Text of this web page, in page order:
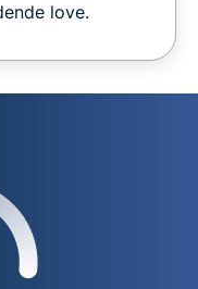
love.